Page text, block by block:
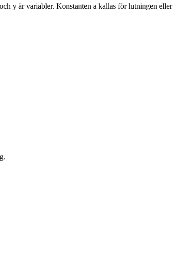
y är variabler. Konstanten a kallas för lutningen eller